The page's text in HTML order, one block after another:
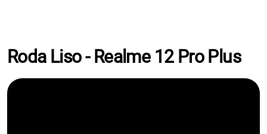
Roda Liso - Realme 12 Pro Plus